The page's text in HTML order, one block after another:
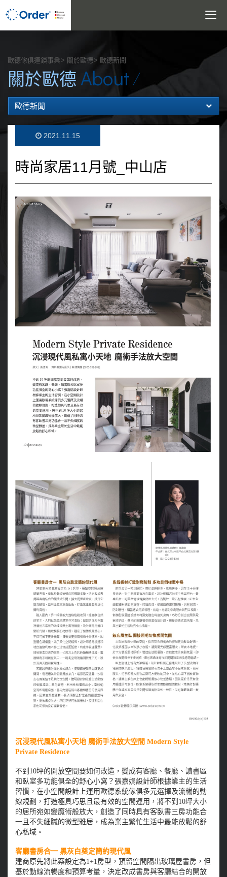
Toggle
歐德傢俱連鎖事業 關於歐德 歐德新聞
關於歐德 About
歐德新聞
2021.11.15
時尚家居11月號_中山店
沉浸現代風私寓小天地 魔術手法放大空間 Modern Style
Private Residence
不到10坪的開放空間要如何改造，變成有客廳、餐廳、讀書區
和臥室多功能俱全的舒心小窩？張嘉娟設計師根據業主的生活
習慣，在小空間設計上運用歐德系統傢俱多元選擇及流暢的動
線規劃，打造極具巧思且最有效的空間運用，將不到10坪大小
的居所宛如變魔術般放大，創造了同時具有客臥書三房功能合
一且不失細膩的微型雅居，成為業主繁忙生活中最能放鬆的舒
心私域。
客廳書房合一 黑灰白奠定簡約現代風
建商原先將此案設定為1+1房型，預留空間隔出玻璃屋書房，但
基於動線流暢度和預算考量，決定改成書房與客廳結合的開放